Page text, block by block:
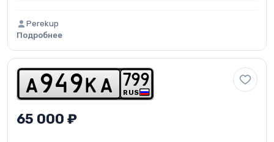
Perekup
Подробнее
a 9 4 9 k a RUS
799
65 000 ₽